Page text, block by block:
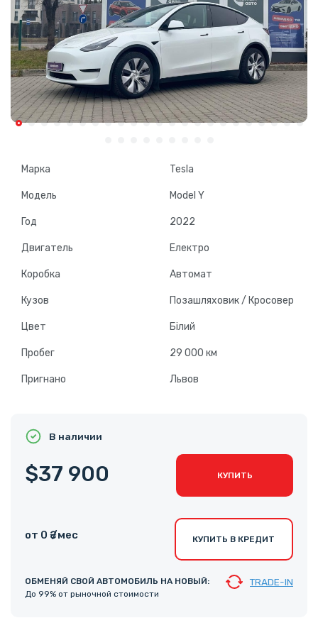
Марка Tesla
Модель Model Y
Год 2022
Двигатель Електро
Коробка Автомат
Кузов Позашляховик / Кросовер
Цвет Білий
Пробег 29 000 км
Пригнано Львов
В наличии
$37 900 КУПИТЬ
от 0 ₴ /мес КУПИТЬ В КРЕДИТ
ОБМЕНЯЙ СВОЙ АВТОМОБИЛЬ НА НОВЫЙ:
До 99% от рыночной стоимости
TRADE-IN